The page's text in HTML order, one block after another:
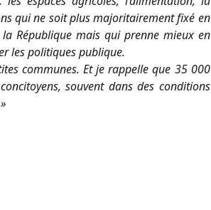
qui ne soit plus majoritairement fixé en
République mais qui prenne mieux en
les politiques publique.
communes. Et je rappelle que 35 000
souvent dans des conditions